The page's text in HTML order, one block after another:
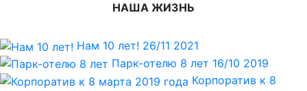
НАША ЖИЗНЬ
Нам 10 лет! 26/11 2021
Парк-отелю 8 лет 16/10 2019
Корпоратив к 8